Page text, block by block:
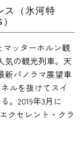
ス（氷河特
マッターホルン観
気の観光列車。天
新パノラマ展望車
ルを抜けてスイ
。2019年3月に
クセレント・クラ